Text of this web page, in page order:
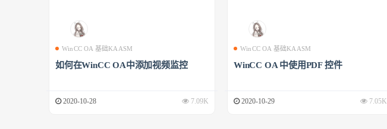
WinCC OA 基础KAASM
如何在WinCC OA中添加视频监控
2020-10-28 7.09K
WinCC OA 基础KAASM
WinCC OA 中使用PDF 控件
2020-10-29 7.05K